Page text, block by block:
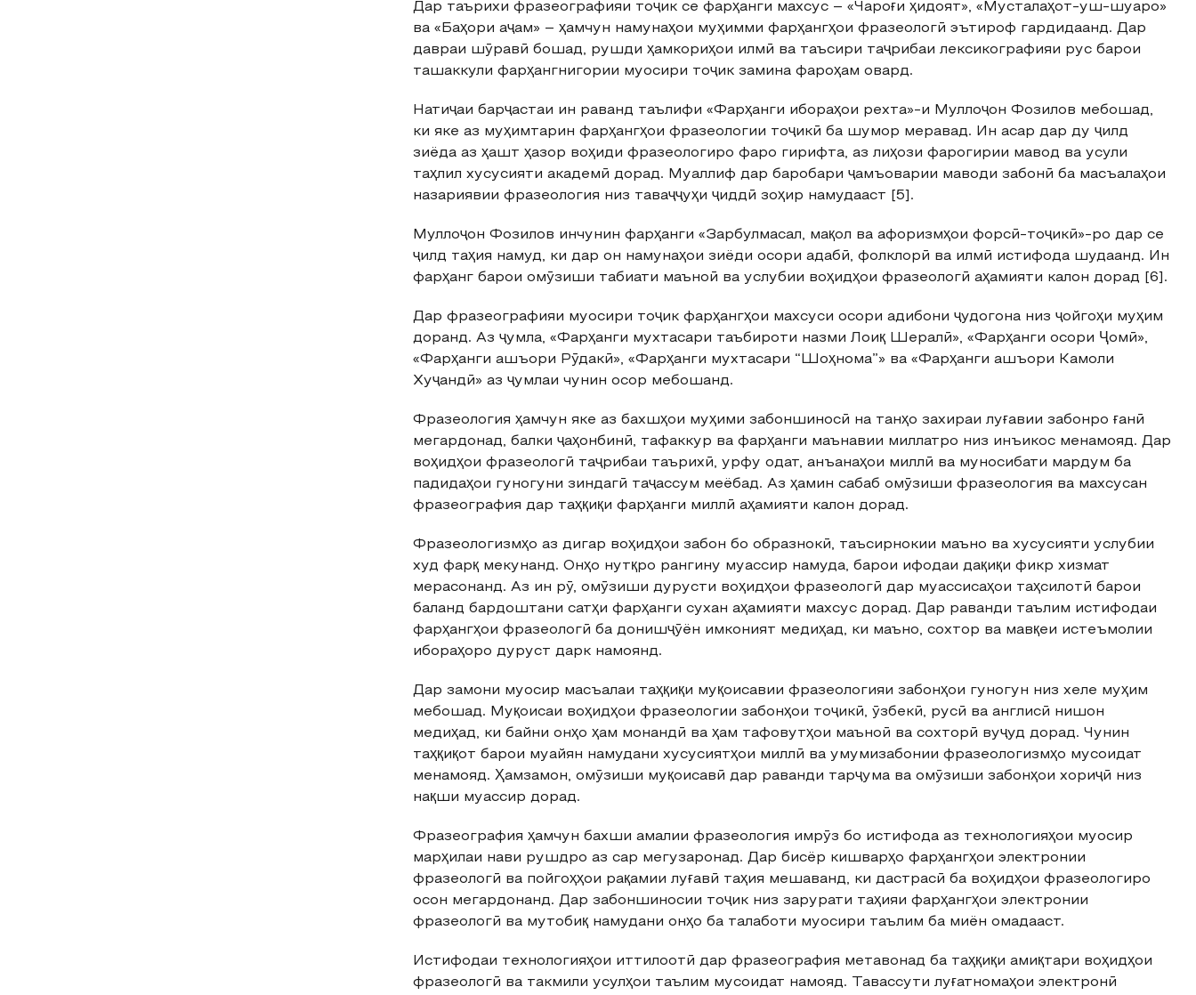
Дар таърихи фразеографияи тоҷик се фарҳанги махсус – «Чароғи ҳидоят», «Мусталаҳот-уш-шуаро»
ва «Баҳори аҷам» – ҳамчун намунаҳои муҳимми фарҳангҳои фразеологӣ эътироф гардидаанд. Дар
давраи шӯравӣ бошад, рушди ҳамкориҳои илмӣ ва таъсири таҷрибаи лексикографияи рус барои
ташаккули фарҳангнигории муосири тоҷик замина фароҳам овард.
Натиҷаи барҷастаи ин раванд таълифи «Фарҳанги ибораҳои рехта»-и Муллоҷон Фозилов мебошад,
ки яке аз муҳимтарин фарҳангҳои фразеологии тоҷикӣ ба шумор меравад. Ин асар дар ду ҷилд
зиёда аз ҳашт ҳазор воҳиди фразеологиро фаро гирифта, аз лиҳози фарогирии мавод ва усули
таҳлил хусусияти академӣ дорад. Муаллиф дар баробари ҷамъоварии маводи забонӣ ба масъалаҳои
назариявии фразеология низ таваҷҷуҳи ҷиддӣ зоҳир намудааст [5].
Муллоҷон Фозилов инчунин фарҳанги «Зарбулмасал, мақол ва афоризмҳои форсӣ-тоҷикӣ»-ро дар се
ҷилд таҳия намуд, ки дар он намунаҳои зиёди осори адабӣ, фолклорӣ ва илмӣ истифода шудаанд. Ин
фарҳанг барои омӯзиши табиати маъноӣ ва услубии воҳидҳои фразеологӣ аҳамияти калон дорад [6].
Дар фразеографияи муосири тоҷик фарҳангҳои махсуси осори адибони ҷудогона низ ҷойгоҳи муҳим
доранд. Аз ҷумла, «Фарҳанги мухтасари таъбироти назми Лоиқ Шералӣ», «Фарҳанги осори Ҷомӣ»,
«Фарҳанги ашъори Рӯдакӣ», «Фарҳанги мухтасари “Шоҳнома”» ва «Фарҳанги ашъори Камоли
Хуҷандӣ» аз ҷумлаи чунин осор мебошанд.
Фразеология ҳамчун яке аз бахшҳои муҳими забоншиносӣ на танҳо захираи луғавии забонро ғанӣ
мегардонад, балки ҷаҳонбинӣ, тафаккур ва фарҳанги маънавии миллатро низ инъикос менамояд. Дар
воҳидҳои фразеологӣ таҷрибаи таърихӣ, урфу одат, анъанаҳои миллӣ ва муносибати мардум ба
падидаҳои гуногуни зиндагӣ таҷассум меёбад. Аз ҳамин сабаб омӯзиши фразеология ва махсусан
фразеография дар таҳқиқи фарҳанги миллӣ аҳамияти калон дорад.
Фразеологизмҳо аз дигар воҳидҳои забон бо образнокӣ, таъсирнокии маъно ва хусусияти услубии
худ фарқ мекунанд. Онҳо нутқро рангину муассир намуда, барои ифодаи дақиқи фикр хизмат
мерасонанд. Аз ин рӯ, омӯзиши дурусти воҳидҳои фразеологӣ дар муассисаҳои таҳсилотӣ барои
баланд бардоштани сатҳи фарҳанги сухан аҳамияти махсус дорад. Дар раванди таълим истифодаи
фарҳангҳои фразеологӣ ба донишҷӯён имконият медиҳад, ки маъно, сохтор ва мавқеи истеъмолии
ибораҳоро дуруст дарк намоянд.
Дар замони муосир масъалаи таҳқиқи муқоисавии фразеологияи забонҳои гуногун низ хеле муҳим
мебошад. Муқоисаи воҳидҳои фразеологии забонҳои тоҷикӣ, ӯзбекӣ, русӣ ва англисӣ нишон
медиҳад, ки байни онҳо ҳам монандӣ ва ҳам тафовутҳои маъноӣ ва сохторӣ вуҷуд дорад. Чунин
таҳқиқот барои муайян намудани хусусиятҳои миллӣ ва умумизабонии фразеологизмҳо мусоидат
менамояд. Ҳамзамон, омӯзиши муқоисавӣ дар раванди тарҷума ва омӯзиши забонҳои хориҷӣ низ
нақши муассир дорад.
Фразеография ҳамчун бахши амалии фразеология имрӯз бо истифода аз технологияҳои муосир
марҳилаи нави рушдро аз сар мегузаронад. Дар бисёр кишварҳо фарҳангҳои электронии
фразеологӣ ва пойгоҳҳои рақамии луғавӣ таҳия мешаванд, ки дастрасӣ ба воҳидҳои фразеологиро
осон мегардонанд. Дар забоншиносии тоҷик низ зарурати таҳияи фарҳангҳои электронии
фразеологӣ ва мутобиқ намудани онҳо ба талаботи муосири таълим ба миён омадааст.
Истифодаи технологияҳои иттилоотӣ дар фразеография метавонад ба таҳқиқи амиқтари воҳидҳои
фразеологӣ ва такмили усулҳои таълим мусоидат намояд. Тавассути луғатномаҳои электронӣ